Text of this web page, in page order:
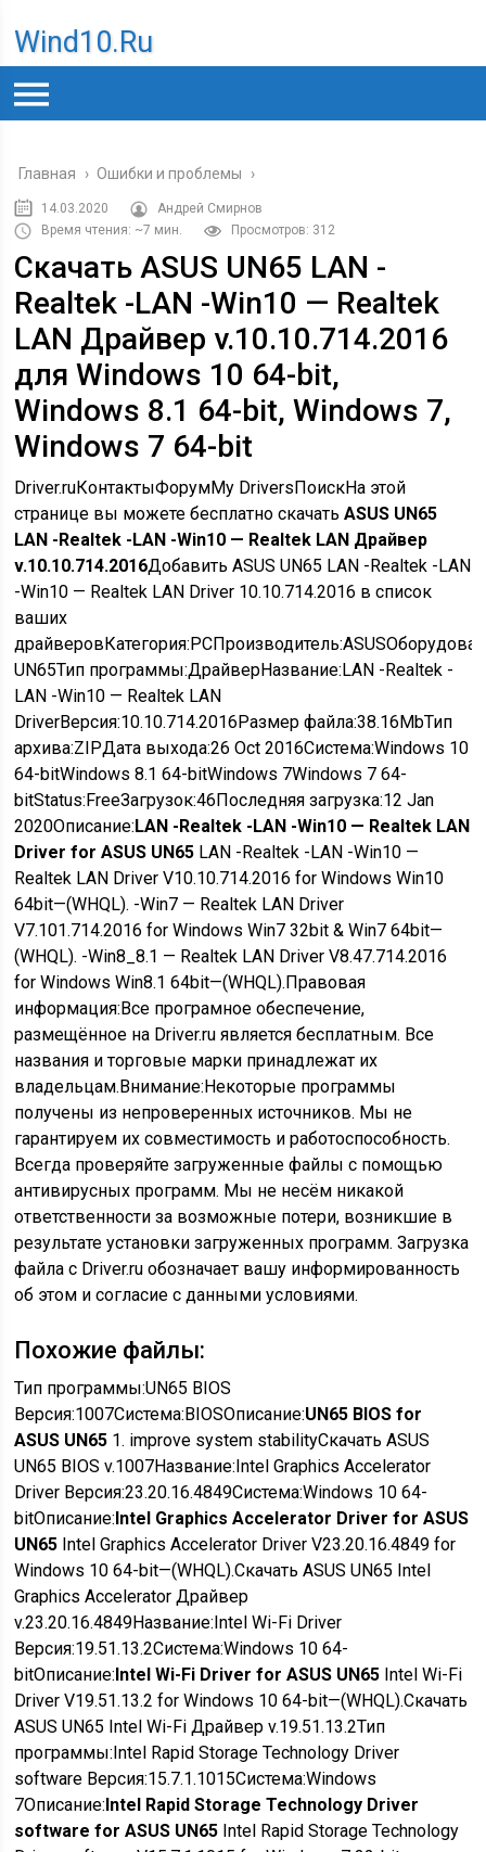
Wind10.ru
Главная › Ошибки и проблемы ›
14.03.2020
Андрей Смирнов
Время чтения: ~7 мин.
Просмотров: 312
Скачать ASUS UN65 LAN -
Realtek -LAN -Win10 — Realtek
LAN Драйвер v.10.10.714.2016
для Windows 10 64-bit,
Windows 8.1 64-bit, Windows 7,
Windows 7 64-bit
Driver.ruКонтактыФорумMy DriversПоискНа этой
странице вы можете бесплатно скачатьASUS UN65
LAN -Realtek -LAN -Win10 — Realtek LAN Драйвер
v.10.10.714.2016Добавить ASUS UN65 LAN -Realtek -LAN
-Win10 — Realtek LAN Driver 10.10.714.2016 в список
ваших
драйверовКатегория:PCПроизводитель:ASUS
UN65Тип программы:ДрайверНазвание:LAN -Realtek -
LAN -Win10 — Realtek LAN
DriverВерсия:10.10.714.2016Размер файла:38.16MbТип
архива:ZIPДата выхода:26 Oct 2016Система:Windows 10
64-bitWindows 8.1 64-bitWindows 7Windows 7 64-
bitStatus:FreeЗагрузок:46Последняя загрузка:12 Jan
2020Описание:LAN -Realtek -LAN -Win10 — Realtek LAN
Driver for ASUS UN65 LAN -Realtek -LAN -Win10 —
Realtek LAN Driver V10.10.714.2016 for Windows Win10
64bit—(WHQL). -Win7 — Realtek LAN Driver
V7.101.714.2016 for Windows Win7 32bit &­ Win7 64bit—
(WHQL). -Win8_­8.1 — Realtek LAN Driver V8.47.714.2016
for Windows Win8.1 64bit—(WHQL).Правовая
информация:Все програмное обеспечение,
размещённое на Driver.ru является бесплатным. Все
названия и торговые марки принадлежат их
владельцам.Внимание:Некоторые программы
получены из непроверенных источников. Мы не
гарантируем их совместимость и работоспособность.
Всегда проверяйте загруженные файлы с помощью
антивирусных программ. Мы не несём никакой
ответственности за возможные потери, возникшие в
результате установки загруженных программ. Загрузка
файла с Driver.ru обозначает вашу информированность
об этом и согласие с данными условиями.
Похожие файлы:
Тип программы:UN65 BIOS
Версия:1007Система:BIOSОписание:UN65 BIOS for
ASUS UN65 1. improve system stabilityСкачать ASUS
UN65 BIOS v.1007Название:Intel Graphics Accelerator
Driver Версия:23.20.16.4849Система:Windows 10 64-
bitОписание:Intel Graphics Accelerator Driver for ASUS
UN65 Intel Graphics Accelerator Driver V23.20.16.4849 for
Windows 10 64-bit—(WHQL).Скачать ASUS UN65 Intel
Graphics Accelerator Драйвер
v.23.20.16.4849Название:Intel Wi-Fi Driver
Версия:19.51.13.2Система:Windows 10 64-
bitОписание:Intel Wi-Fi Driver for ASUS UN65 Intel Wi-Fi
Driver V19.51.13.2 for Windows 10 64-bit—(WHQL).Скачать
ASUS UN65 Intel Wi-Fi Драйвер v.19.51.13.2Тип
программы:Intel Rapid Storage Technology Driver
software Версия:15.7.1.1015Система:Windows
7Описание:Intel Rapid Storage Technology Driver
software for ASUS UN65 Intel Rapid Storage Technology